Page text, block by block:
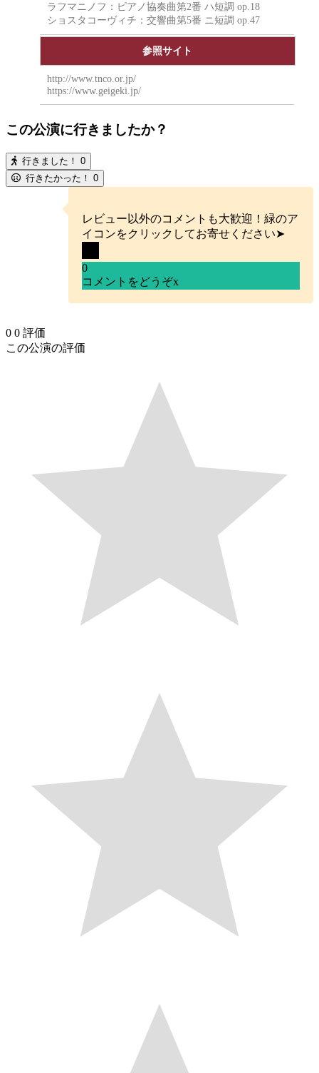
ラフマニノフ：ピアノ協奏曲第2番 ハ短調 op.18
ショスタコーヴィチ：交響曲第5番 ニ短調 op.47
参照サイト
http://www.tnco.or.jp/
https://www.geigeki.jp/
この公演に行きましたか？
行きました！ 0
行きたかった！ 0
レビュー以外のコメントも大歓迎！緑のア
イコンをクリックしてお寄せください➤
0
コメントをどうぞx
0 0 評価
この公演の評価